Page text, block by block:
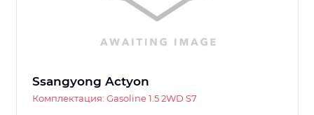
Ssangyong Actyon
Комплектация: Gasoline 1.5 2WD S7